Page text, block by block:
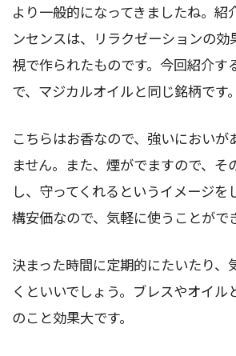
より一般的になってきましたね。紹
ンセンスは、リラクゼーションの効
視で作られたものです。今回紹介す
で、マジカルオイルと同じ銘柄です。
こちらはお香なので、強いにおいが
ません。また、煙がでますので、そ
し、守ってくれるというイメージを
構安価なので、気軽に使うことがで
決まった時間に定期的にたいたり、
くといいでしょう。ブレスやオイル
のこと効果大です。